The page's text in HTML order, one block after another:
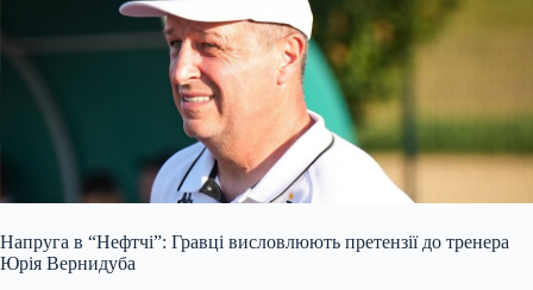
Напруга в “Нефтчі”: Гравці висловлюють претензії до тренера
Юрія Вернидуба